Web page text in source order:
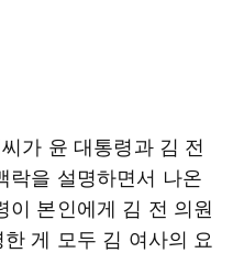
가 윤 대통령과 김 전
락을 설명하면서 나온
이 본인에게 김 전 의원
게 모두 김 여사의 요